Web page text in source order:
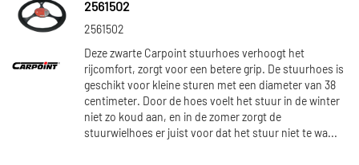
2561502
2561502
Deze zwarte Carpoint stuurhoes verhoogt het
rijcomfort, zorgt voor een betere grip. De stuurhoes is
geschikt voor kleine sturen met een diameter van 38
centimeter. Door de hoes voelt het stuur in de winter
niet zo koud aan, en in de zomer zorgt de
stuurwielhoes er juist voor dat het stuur niet te wa...